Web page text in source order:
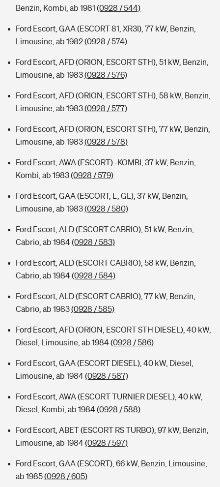
Benzin, Kombi, ab 1981 (0928 / 544)
Ford Escort, GAA (ESCORT 81, XR3I), 77 kW, Benzin,
Limousine, ab 1982(0928 / 574)
Ford Escort, AFD (ORION, ESCORT STH), 51 kW, Benzin,
Limousine, ab 1983(0928 / 576)
Ford Escort, AFD (ORION, ESCORT STH), 58 kW, Benzin,
Limousine, ab 1983(0928 / 577)
Ford Escort, AFD (ORION, ESCORT STH), 77 kW, Benzin,
Limousine, ab 1983(0928 / 578)
Ford Escort, AWA (ESCORT) -KOMBI, 37 kW, Benzin,
Kombi, ab 1983(0928 / 579)
Ford Escort, GAA (ESCORT, L, GL), 37 kW, Benzin,
Limousine, ab 1983(0928 / 580)
Ford Escort, ALD (ESCORT CABRIO), 51 kW, Benzin,
Cabrio, ab 1984(0928 / 583)
Ford Escort, ALD (ESCORT CABRIO), 58 kW, Benzin,
Cabrio, ab 1984(0928 / 584)
Ford Escort, ALD (ESCORT CABRIO), 77 kW, Benzin,
Cabrio, ab 1983(0928 / 585)
Ford Escort, AFD (ORION, ESCORT STH DIESEL), 40 kW,
Diesel, Limousine, ab 1984(0928 / 586)
Ford Escort, GAA (ESCORT DIESEL), 40 kW, Diesel,
Limousine, ab 1984(0928 / 587)
Ford Escort, AWA (ESCORT TURNIER DIESEL), 40 kW,
Diesel, Kombi, ab 1984(0928 / 588)
Ford Escort, ABET (ESCORT RS TURBO), 97 kW, Benzin,
Limousine, ab 1984(0928 / 597)
Ford Escort, GAA (ESCORT), 66 kW, Benzin, Limousine,
ab 1985(0928 / 605)